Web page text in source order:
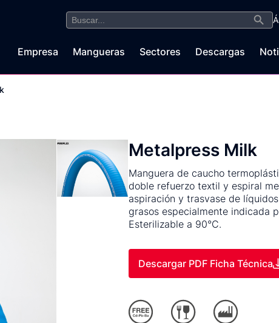
Buscar: Botón de
Empresa Mangueras Sectores Descargas
Metalpress Milk
Manguera de caucho
doble refuerzo textil y espiral
aspiración y trasvase de
grasos especialmente indicada
Esterilizable a 90°C.
Descargar PDF Ficha Técnica